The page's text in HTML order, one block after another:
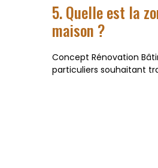
5. Quelle est la
maison ?
Concept Rénovation
particuliers souhaitant